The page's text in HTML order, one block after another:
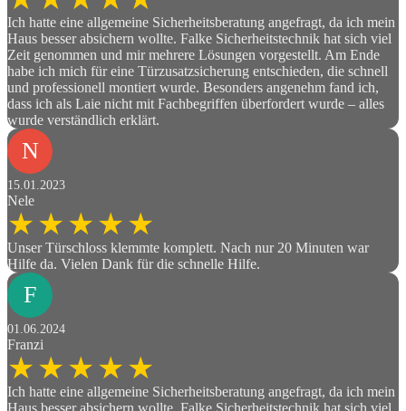
Ich hatte eine allgemeine Sicherheitsberatung angefragt, da ich mein
Haus besser absichern wollte. Falke Sicherheitstechnik hat sich viel
Zeit genommen und mir mehrere Lösungen vorgestellt. Am Ende
habe ich mich für eine Türzusatzsicherung entschieden, die schnell
und professionell montiert wurde. Besonders angenehm fand ich,
dass ich als Laie nicht mit Fachbegriffen überfordert wurde – alles
wurde verständlich erklärt.
N
15.01.2023
Nele
Unser Türschloss klemmte komplett. Nach nur 20 Minuten war
Hilfe da. Vielen Dank für die schnelle Hilfe.
F
01.06.2024
Franzi
Ich hatte eine allgemeine Sicherheitsberatung angefragt, da ich mein
Haus besser absichern wollte. Falke Sicherheitstechnik hat sich viel